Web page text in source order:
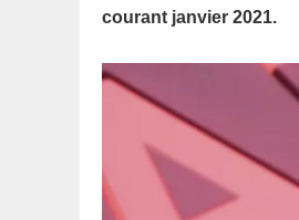
courant janvier 2021.